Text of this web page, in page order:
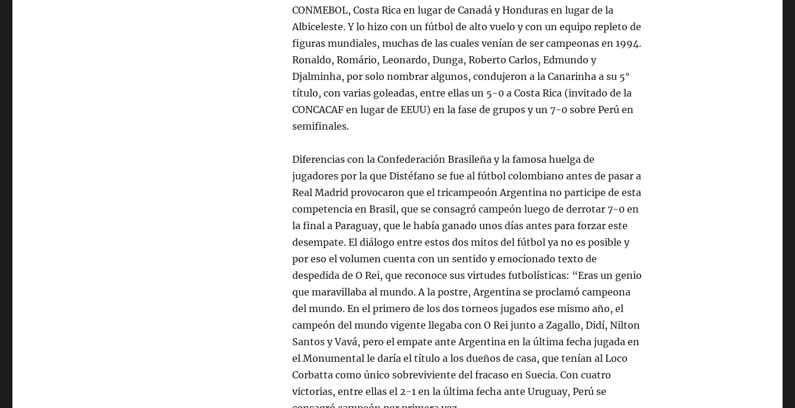
CONMEBOL, Costa Rica en lugar de Canadá y Honduras en lugar de la
Albiceleste. Y lo hizo con un fútbol de alto vuelo y con un equipo repleto de
figuras mundiales, muchas de las cuales venían de ser campeonas en 1994.
Ronaldo, Romário, Leonardo, Dunga, Roberto Carlos, Edmundo y
Djalminha, por solo nombrar algunos, condujeron a la Canarinha a su 5°
título, con varias goleadas, entre ellas un 5-0 a Costa Rica (invitado de la
CONCACAF en lugar de EEUU) en la fase de grupos y un 7-0 sobre Perú en
semifinales.
Diferencias con la Confederación Brasileña y la famosa huelga de
jugadores por la que Distéfano se fue al fútbol colombiano antes de pasar a
Real Madrid provocaron que el tricampeoón Argentina no participe de esta
competencia en Brasil, que se consagró campeón luego de derrotar 7-0 en
la final a Paraguay, que le había ganado unos días antes para forzar este
desempate. El diálogo entre estos dos mitos del fútbol ya no es posible y
por eso el volumen cuenta con un sentido y emocionado texto de
despedida de O Rei, que reconoce sus virtudes futbolísticas: “Eras un genio
que maravillaba al mundo. A la postre, Argentina se proclamó campeona
del mundo. En el primero de los dos torneos jugados ese mismo año, el
campeón del mundo vigente llegaba con O Rei junto a Zagallo, Didí, Nilton
Santos y Vavá, pero el empate ante Argentina en la última fecha jugada en
el Monumental le daría el título a los dueños de casa, que tenían al Loco
Corbatta como único sobreviviente del fracaso en Suecia. Con cuatro
victorias, entre ellas el 2-1 en la última fecha ante Uruguay, Perú se